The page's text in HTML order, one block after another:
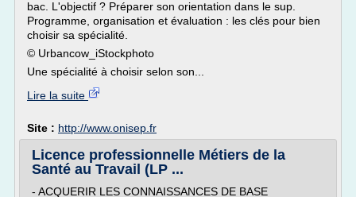
bac. L'objectif ? Préparer son orientation dans le sup.
Programme, organisation et évaluation : les clés pour bien
choisir sa spécialité.
© Urbancow_iStockphoto
Une spécialité à choisir selon son...
Lire la suite
Site : http://www.onisep.fr
Licence professionnelle Métiers de la
Santé au Travail (LP ...
- ACQUERIR LES CONNAISSANCES DE BASE